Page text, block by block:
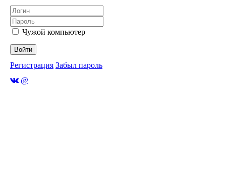
Чужой компьютер
Войти
Регистрация Забыл пароль
@